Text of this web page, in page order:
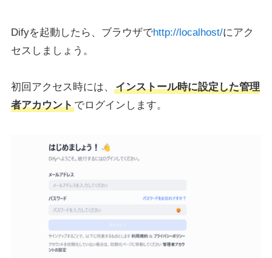
Difyを起動したら、ブラウザでhttp://localhost/にアク
セスしましょう。
初回アクセス時には、
インストール時に設定した管理
者アカウントでログインします。